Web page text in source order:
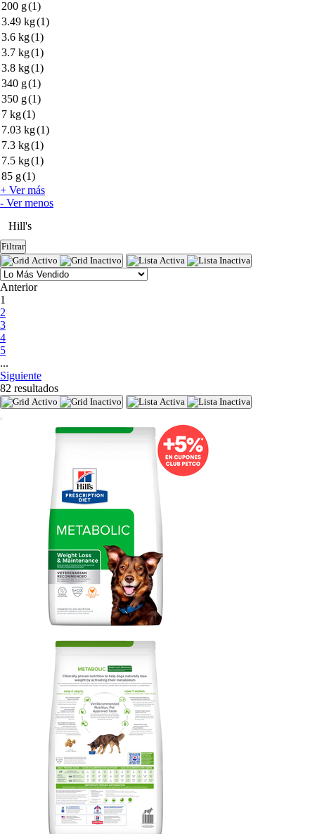
200 g(1)
3.49 kg(1)
3.6 kg(1)
3.7 kg(1)
3.8 kg(1)
340 g(1)
350 g(1)
7 kg(1)
7.03 kg(1)
7.3 kg(1)
7.5 kg(1)
85 g(1)
+ Ver más
- Ver menos
Hill's
Filtrar
Anterior
1
2
3
4
5
...
Siguiente
82 resultados